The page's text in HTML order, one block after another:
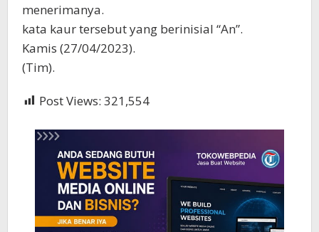
menerimanya.
kata kaur tersebut yang berinisial “An”.
Kamis (27/04/2023).
(Tim).
Post Views: 321,554